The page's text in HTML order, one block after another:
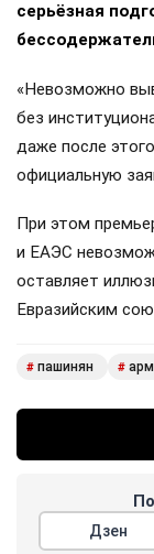
серьёзная
«Невозможно
без
даже после
официальную
При этом
и ЕАЭС
оставляет
Евразийским
# пашинян #
Дзен